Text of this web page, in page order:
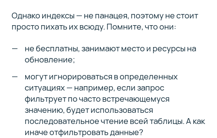
Однако индексы — не панацея, поэтому не стоит
просто пихать их всюду. Помните, что они:
не бесплатны, занимают место и ресурсы на
обновление;
могут игнорироваться в определенных
ситуациях — например, если запрос
фильтрует по часто встречающемуся
значению, будет использоваться
последовательное чтение всей таблицы. А как
иначе отфильтровать данные?